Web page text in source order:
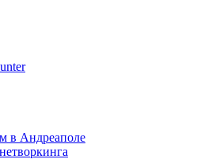
в Андреаполе